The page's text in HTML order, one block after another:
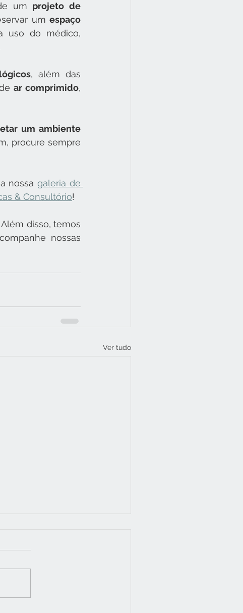
um projeto de
um espaço
uso do médico,
ar comprimido,
um ambiente
procure sempre
nossa galeria de
& Consultório!
disso, temos
nossas
Ver tudo